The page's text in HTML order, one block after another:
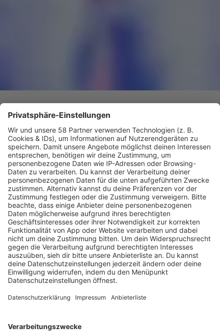
Tyga erfindet sich neu!
Tyga hat sein neues Album "$TARFACE" angekündigt.
Statt
Rap setzt der US-Star auf Synth-Pop, Funk und R&B
im Stil der 80er-Jahre.
mehr lesen
Programm
Livestreams